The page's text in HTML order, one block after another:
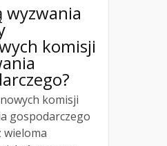
wyzwania
komisji
komisji
gospodarczego
wieloma